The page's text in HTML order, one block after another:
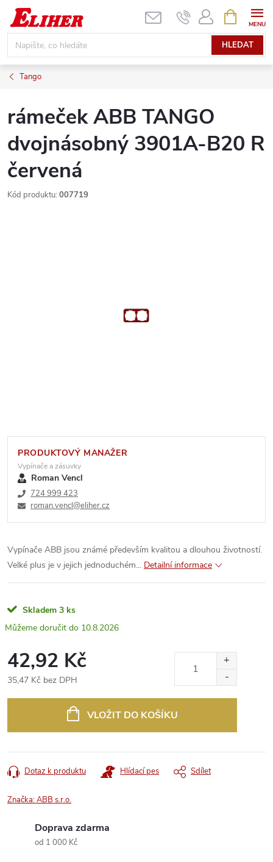
Přejít
obsah
HLEDAT
NÁKUPNÍ
KOŠÍK
Tango
rámeček ABB TANGO
dvojnásobný 3901A-B20 R
červená
Kód produktu: 007719
PRODUKTOVÝ MANAŽER
Vypínače a zásuvky
Roman Vencl
724 999 423
roman.vencl@eliher.cz
Vypínače ABB jsou známé především kvalitou a dlouhou životností.
Velké plus je v jejich jednoduchém... Detailní informace
Skladem 3 ks
10.8.2026
42,92 Kč
35,47 Kč bez DPH
VLOŽIT DO KOŠÍKU
Dotaz k produktu Hlídací pes Sdílet
Značka:ABB s.r.o.
Doprava zdarma
od 1 000 Kč